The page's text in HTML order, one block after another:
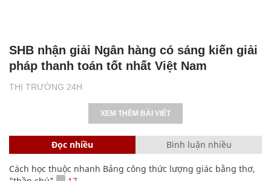
THỊ TRƯỜNG 24H
SHB nhận giải Ngân hàng có sáng kiến giải
pháp thanh toán tốt nhất Việt Nam
XEM THÊM BÀI VIẾT
Đọc nhiều Bình luận nhiều
Cách học thuộc nhanh Bảng công thức lượng giác bằng thơ,